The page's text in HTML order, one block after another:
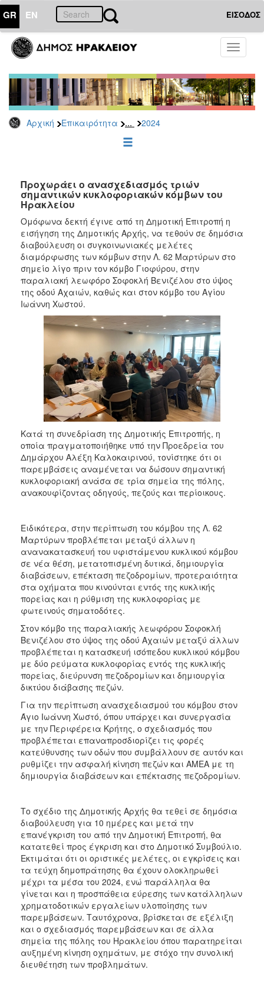
GR EN ΕΙΣΟΔΟΣ
Toggle
Αρχική Επικαιρότητα ... 2024
ΕΠΙΚΑΙΡΟΤΗΤΑ
Τύπου
Αρχείο
2026
2025
2022
2021
2020
2019
2018
2017
2016
2015
2013
2011
2010
2006
ΔΗΜΟΤΗΣ
ΕΠΙΣΚΕΠΤΗΣ
Προχωράει ο ανασχεδιασμός τριών
σημαντικών κυκλοφοριακών κόμβων του
Ηρακλείου
Ομόφωνα δεκτή έγινε από τη Δημοτική Επιτροπή η
εισήγηση της Δημοτικής Αρχής, να τεθούν σε δημόσια
διαβούλευση οι συγκοινωνιακές μελέτες
διαμόρφωσης των κόμβων στην Λ. 62 Μαρτύρων στο
σημείο λίγο πριν τον κόμβο Γιοφύρου, στην
παραλιακή λεωφόρο Σοφοκλή Βενιζέλου στο ύψος
της οδού Αχαιών, καθώς και στον κόμβο του Αγίου
Ιωάννη Χωστού.
Κατά τη συνεδρίαση της Δημοτικής Επιτροπής, η
οποία πραγματοποιήθηκε υπό την Προεδρεία του
Δημάρχου Αλέξη Καλοκαιρινού, τονίστηκε ότι οι
παρεμβάσεις αναμένεται να δώσουν σημαντική
κυκλοφοριακή ανάσα σε τρία σημεία της πόλης,
ανακουφίζοντας οδηγούς, πεζούς και περίοικους.
Ειδικότερα, στην περίπτωση του κόμβου της Λ. 62
Μαρτύρων προβλέπεται μεταξύ άλλων η
ανανακατασκευή του υφιστάμενου κυκλικού κόμβου
σε νέα θέση, μετατοπισμένη δυτικά, δημιουργία
διαβάσεων, επέκταση πεζοδρομίων, προτεραιότητα
στα οχήματα που κινούνται εντός της κυκλικής
πορείας και η ρύθμιση της κυκλοφορίας με
φωτεινούς σηματοδότες.
Στον κόμβο της παραλιακής λεωφόρου Σοφοκλή
Βενιζέλου στο ύψος της οδού Αχαιών μεταξύ άλλων
προβλέπεται η κατασκευή ισόπεδου κυκλικού κόμβου
με δύο ρεύματα κυκλοφορίας εντός της κυκλικής
πορείας, διεύρυνση πεζοδρομίων και δημιουργία
δικτύου διάβασης πεζών.
Για την περίπτωση ανασχεδιασμού του κόμβου στον
Άγιο Ιωάννη Χωστό, όπου υπάρχει και συνεργασία
με την Περιφέρεια Κρήτης, ο σχεδιασμός που
προβλέπεται επαναπροσδιορίζει τις φορές
κατεύθυνσης των οδών που συμβάλλουν σε αυτόν και
ρυθμίζει την ασφαλή κίνηση πεζών και ΑΜΕΑ με τη
δημιουργία διαβάσεων και επέκτασης πεζοδρομίων.
Το σχέδιο της Δημοτικής Αρχής θα τεθεί σε δημόσια
διαβούλευση για 10 ημέρες και μετά την
επανέγκριση του από την Δημοτική Επιτροπή, θα
κατατεθεί προς έγκριση και στο Δημοτικό Συμβούλιο.
Εκτιμάται ότι οι οριστικές μελέτες, οι εγκρίσεις και
τα τεύχη δημοπράτησης θα έχουν ολοκληρωθεί
μέχρι τα μέσα του 2024, ενώ παράλληλα θα
γίνεται και η προσπάθεια εύρεσης των κατάλληλων
χρηματοδοτικών εργαλείων υλοποίησης των
παρεμβάσεων. Ταυτόχρονα, βρίσκεται σε εξέλιξη
και ο σχεδιασμός παρεμβάσεων και σε άλλα
σημεία της πόλης του Ηρακλείου όπου παρατηρείται
αυξημένη κίνηση οχημάτων, με στόχο την συνολική
διευθέτηση των προβλημάτων.